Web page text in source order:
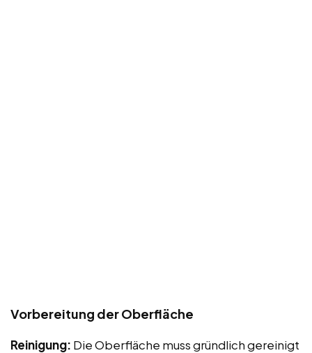
Vorbereitung der Oberfläche
Reinigung: Die Oberfläche muss gründlich gereinigt